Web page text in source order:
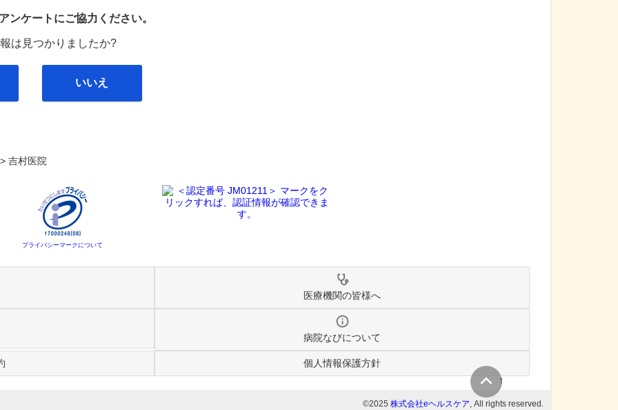
ンケートにご協力ください。
は見つかりましたか?
いいえ
↑
> 吉村医院
プライバシーマークについて
医療機関の皆様へ
病院なびについて
個人情報保護方針
©2025 株式会社eヘルスケア, All rights reserved.